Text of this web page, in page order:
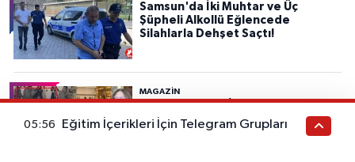
Samsun'da İki Muhtar ve Üç
Şüpheli Alkollü Eğlencede
Silahlarla Dehşet Saçtı!
MAGAZİN
Jennifer Lopez İstanbul’da Chanel
Krizi Yaşadı: “Sorun Değil” Deyip
Yine Tarzıyla Gündem Oldu
05:56 Eğitim İçerikleri İçin Telegram Grupları